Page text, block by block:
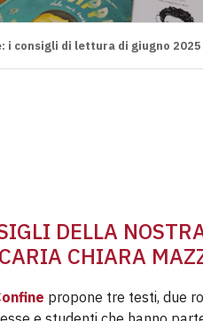
i consigli di lettura di giugno 2025
DELLA
CHIARA
propone tre testi, due